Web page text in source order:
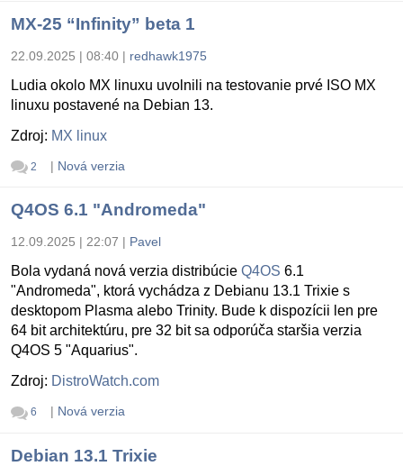
MX-25 “Infinity” beta 1
22.09.2025 | 08:40 | redhawk1975
Ludia okolo MX linuxu uvolnili na testovanie prvé ISO MX
linuxu postavené na Debian 13.
Zdroj: MX linux
2 | Nová verzia
Q4OS 6.1 "Andromeda"
12.09.2025 | 22:07 | Pavel
Bola vydaná nová verzia distribúcie Q4OS 6.1
"Andromeda", ktorá vychádza z Debianu 13.1 Trixie s
desktopom Plasma alebo Trinity. Bude k dispozícii len pre
64 bit architektúru, pre 32 bit sa odporúča staršia verzia
Q4OS 5 "Aquarius".
Zdroj: DistroWatch.com
6 | Nová verzia
Debian 13.1 Trixie